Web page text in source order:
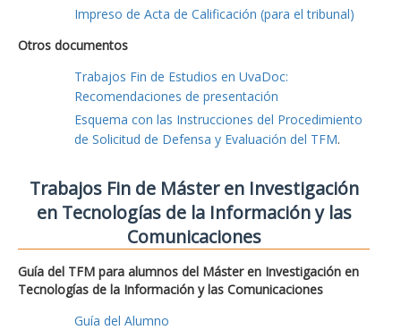
Impreso de Acta de Calificación (para el tribunal)
Otros documentos
Trabajos Fin de Estudios en UvaDoc:
Recomendaciones de presentación
Esquema con las Instrucciones del Procedimiento
de Solicitud de Defensa y Evaluación del TFM.
Trabajos Fin de Máster en Investigación
en Tecnologías de la Información y las
Comunicaciones
Guía del TFM para alumnos del Máster en Investigación en
Tecnologías de la Información y las Comunicaciones
Guía del Alumno